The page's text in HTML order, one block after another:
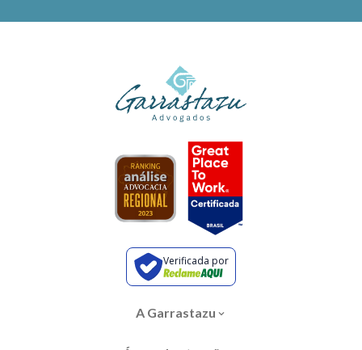
Verificada por
A Garrastazu